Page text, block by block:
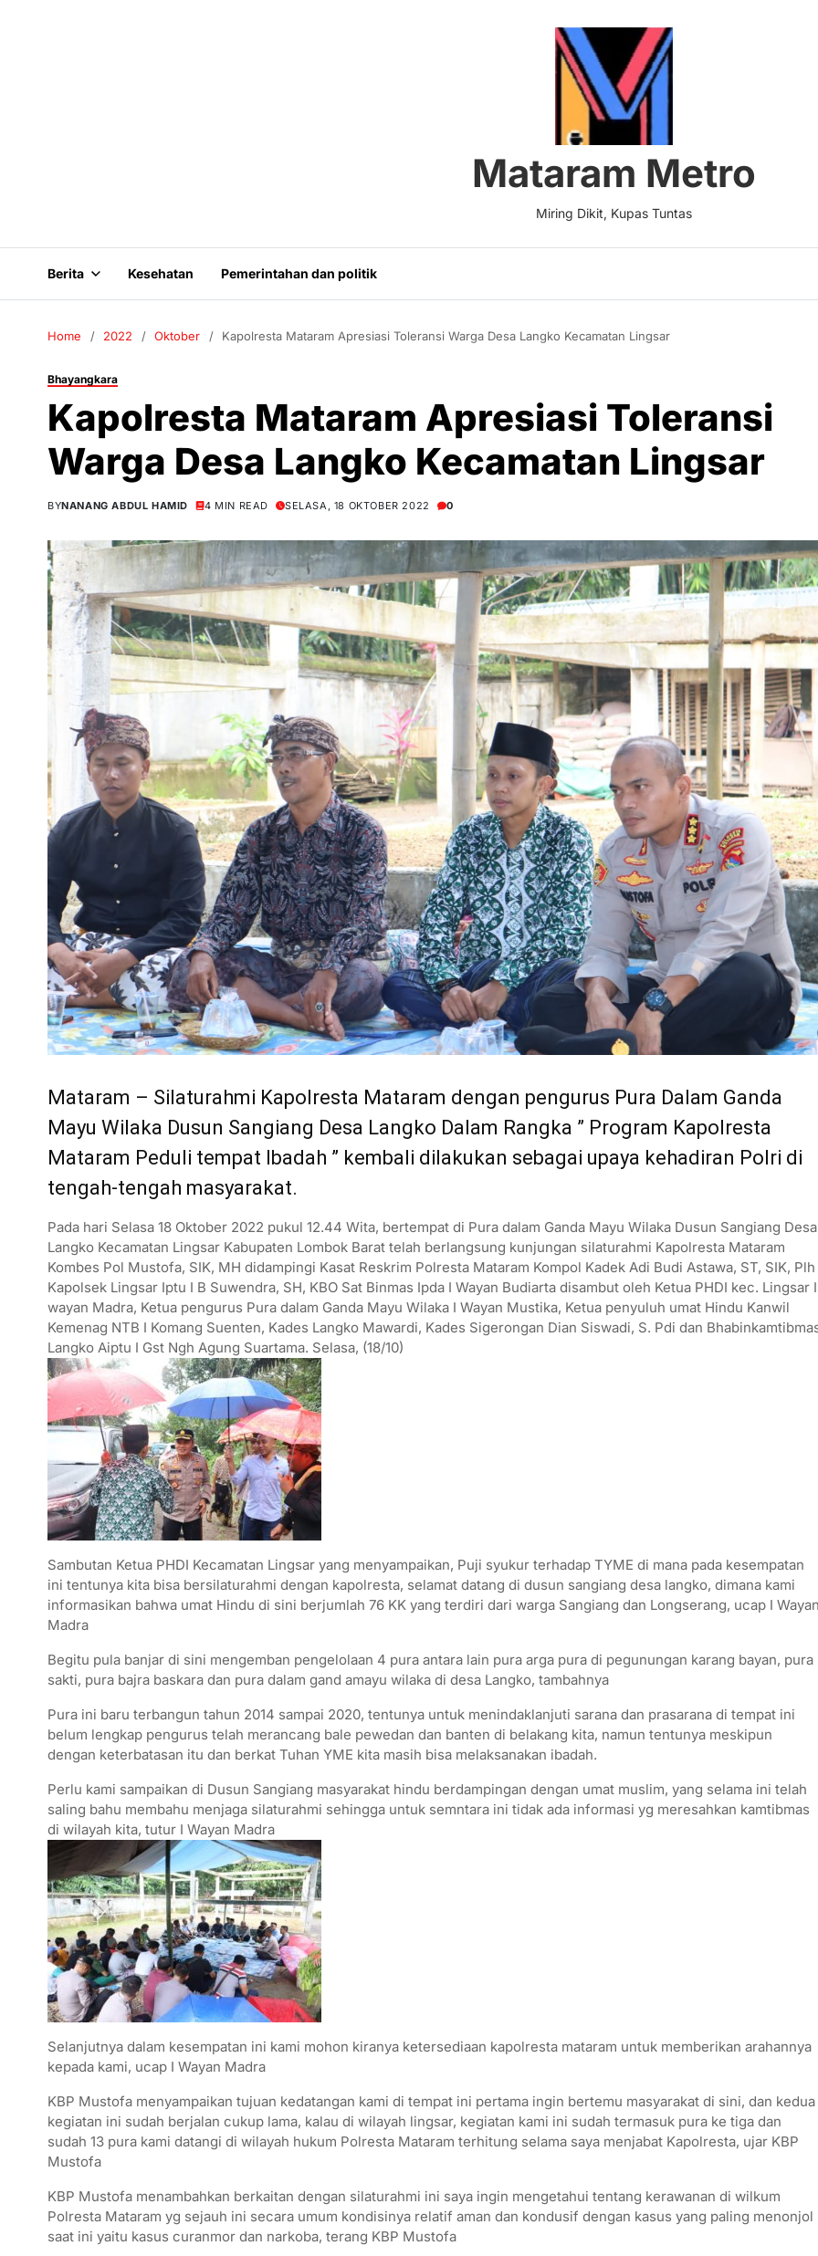
Mataram Metro
Miring Dikit, Kupas Tuntas
Berita Kesehatan Pemerintahan dan politik
Home 2022 Oktober Kapolresta Mataram Apresiasi Toleransi Warga Desa Langko Kecamatan Lingsar
Bhayangkara
Kapolresta Mataram Apresiasi Toleransi
Warga Desa Langko Kecamatan Lingsar
BYNANANG ABDUL HAMID 4 MIN READ SELASA, 18 OKTOBER 2022 0
Mataram – Silaturahmi Kapolresta Mataram dengan pengurus Pura Dalam Ganda
Mayu Wilaka Dusun Sangiang Desa Langko Dalam Rangka ” Program Kapolresta
Mataram Peduli tempat Ibadah ” kembali dilakukan sebagai upaya kehadiran Polri di
tengah-tengah masyarakat.
Pada hari Selasa 18 Oktober 2022 pukul 12.44 Wita, bertempat di Pura dalam Ganda Mayu Wilaka Dusun Sangiang Desa
Langko Kecamatan Lingsar Kabupaten Lombok Barat telah berlangsung kunjungan silaturahmi Kapolresta Mataram
Kombes Pol Mustofa, SIK, MH didampingi Kasat Reskrim Polresta Mataram Kompol Kadek Adi Budi Astawa, ST, SIK, Plh
Kapolsek Lingsar Iptu I B Suwendra, SH, KBO Sat Binmas Ipda I Wayan Budiarta disambut oleh Ketua PHDI kec. Lingsar I
wayan Madra, Ketua pengurus Pura dalam Ganda Mayu Wilaka I Wayan Mustika, Ketua penyuluh umat Hindu Kanwil
Kemenag NTB I Komang Suenten, Kades Langko Mawardi, Kades Sigerongan Dian Siswadi, S. Pdi dan
Langko Aiptu I Gst Ngh Agung Suartama. Selasa, (18/10)
Sambutan Ketua PHDI Kecamatan Lingsar yang menyampaikan, Puji syukur terhadap TYME di mana pada kesempatan
ini tentunya kita bisa bersilaturahmi dengan kapolresta, selamat datang di dusun sangiang desa langko, dimana kami
informasikan bahwa umat Hindu di sini berjumlah 76 KK yang terdiri dari warga Sangiang dan Longserang, ucap I
Madra
Begitu pula banjar di sini mengemban pengelolaan 4 pura antara lain pura arga pura di pegunungan karang bayan, pura
sakti, pura bajra baskara dan pura dalam gand amayu wilaka di desa Langko, tambahnya
Pura ini baru terbangun tahun 2014 sampai 2020, tentunya untuk menindaklanjuti sarana dan prasarana di tempat ini
belum lengkap pengurus telah merancang bale pewedan dan banten di belakang kita, namun tentunya meskipun
dengan keterbatasan itu dan berkat Tuhan YME kita masih bisa melaksanakan ibadah.
Perlu kami sampaikan di Dusun Sangiang masyarakat hindu berdampingan dengan umat muslim, yang selama ini telah
saling bahu membahu menjaga silaturahmi sehingga untuk semntara ini tidak ada informasi yg meresahkan kamtibmas
di wilayah kita, tutur I Wayan Madra
Selanjutnya dalam kesempatan ini kami mohon kiranya ketersediaan kapolresta mataram untuk memberikan arahannya
kepada kami, ucap I Wayan Madra
KBP Mustofa menyampaikan tujuan kedatangan kami di tempat ini pertama ingin bertemu masyarakat di sini, dan kedua
kegiatan ini sudah berjalan cukup lama, kalau di wilayah lingsar, kegiatan kami ini sudah termasuk pura ke tiga dan
sudah 13 pura kami datangi di wilayah hukum Polresta Mataram terhitung selama saya menjabat Kapolresta, ujar KBP
Mustofa
KBP Mustofa menambahkan berkaitan dengan silaturahmi ini saya ingin mengetahui tentang kerawanan di wilkum
Polresta Mataram yg sejauh ini secara umum kondisinya relatif aman dan kondusif dengan kasus yang paling menonjol
saat ini yaitu kasus curanmor dan narkoba, terang KBP Mustofa